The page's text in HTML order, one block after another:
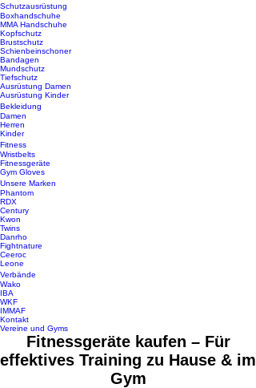
Schutzausrüstung
Boxhandschuhe
MMA Handschuhe
Kopfschutz
Brustschutz
Schienbeinschoner
Bandagen
Mundschutz
Tiefschutz
Ausrüstung Damen
Ausrüstung Kinder
Bekleidung
Damen
Herren
Kinder
Fitness
Wristbelts
Fitnessgeräte
Gym Gloves
Unsere Marken
Phantom
RDX
Century
Kwon
Twins
Danrho
Fightnature
Ceeroc
Leone
Verbände
Wako
IBA
WKF
IMMAF
Kontakt
Vereine und Gyms
Fitnessgeräte kaufen – Für
effektives Training zu Hause & im
Gym